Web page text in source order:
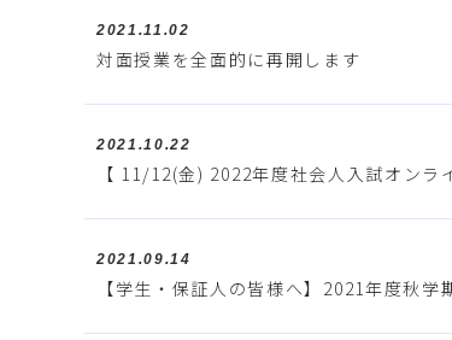
2021.11.02
対面授業を全面的に再開します
2021.10.22
【 11/12(金) 2022年度社会人入試オン
2021.09.14
【学生・保証人の皆様へ】2021年度秋